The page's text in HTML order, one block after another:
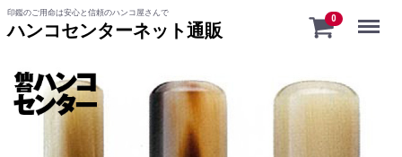
印鑑のご用命は安心と信頼のハンコ屋さんで
ハンコセンターネット通販
0 Menu